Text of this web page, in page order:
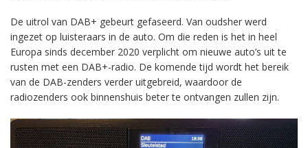
De uitrol van DAB+ gebeurt gefaseerd. Van oudsher werd
ingezet op luisteraars in de auto. Om die reden is het in heel
Europa sinds december 2020 verplicht om nieuwe auto’s uit te
rusten met een DAB+-radio. De komende tijd wordt het bereik
van de DAB-zenders verder uitgebreid, waardoor de
radiozenders ook binnenshuis beter te ontvangen zullen zijn.